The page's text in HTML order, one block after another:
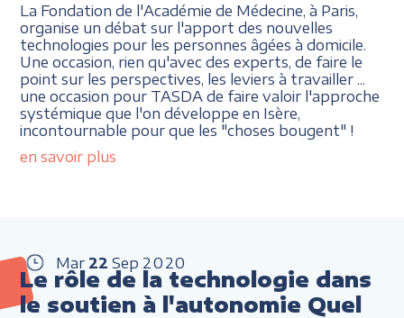
La Fondation de l'Académie de Médecine, à Paris,
organise un débat sur l'apport des nouvelles
technologies pour les personnes âgées à domicile.
Une occasion, rien qu'avec des experts, de faire le
point sur les perspectives, les leviers à travailler ...
une occasion pour TASDA de faire valoir l'approche
systémique que l'on développe en Isère,
incontournable pour que les "choses bougent" !
en savoir plus
Mar 22 Sep 2020
Le rôle de la technologie dans
le soutien à l'autonomie Quel